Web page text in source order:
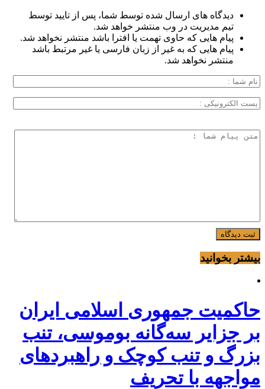
دیدگاه های ارسال شده توسط شما، پس از تایید توسط
تیم مدیریت در وب منتشر خواهد شد.
پیام هایی که حاوی تهمت یا افترا باشد منتشر نخواهد شد.
پیام هایی که به غیر از زبان فارسی یا غیر مرتبط باشد
منتشر نخواهد شد.
بیشتر بخوانید
حاکمیت جمهوری اسلامی ایران
بر جزایر سه‌گانه بوموسی، تنب
بزرگ و‌ تنب کوچک و راهبردهای
مواجهه با تحریف